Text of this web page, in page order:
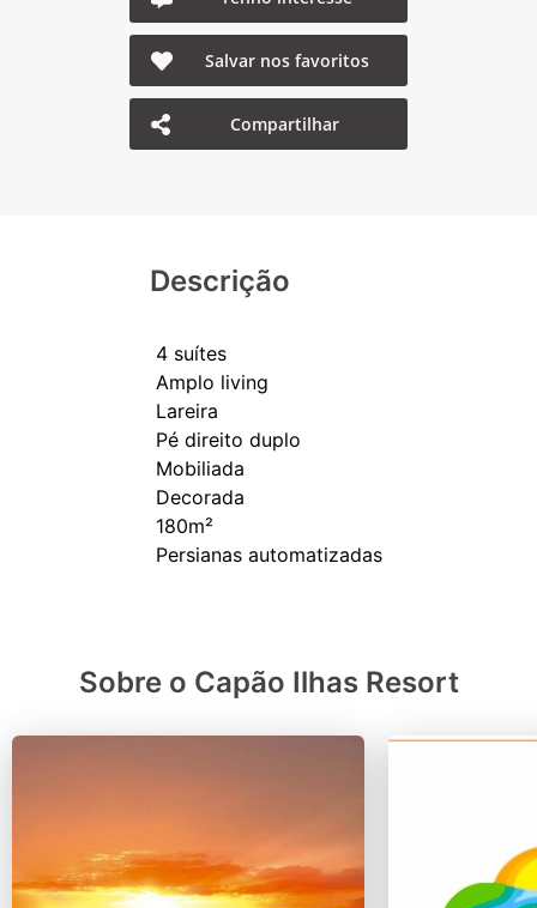
Salvar nos favoritos
Compartilhar
Descrição
4 suítes
Amplo living
Lareira
Pé direito duplo
Mobiliada
Decorada
180m²
Persianas automatizadas
Sobre o Capão Ilhas Resort